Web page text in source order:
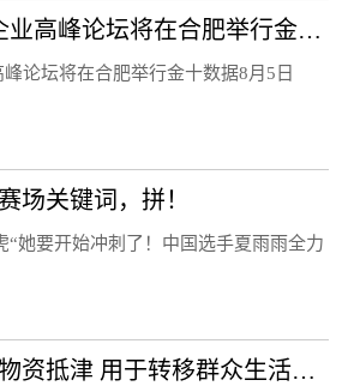
2023中国500强企业高峰论坛将在合肥举行金十数据8月5日讯，2023中国500强企业高峰论坛新闻发布会，中国企联将连续第22年发布“中国企业500强”，深入研究大企业发展趋势和相关政策
论坛将在合肥举行金十数据8月5日
场关键词，拼！
“她要开始冲刺了！中国选手夏雨雨全力
第二批中央救灾物资抵津 用于转移群众生活安置